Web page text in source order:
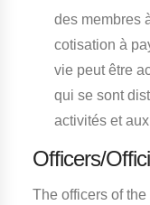
des membres
cotisation à
vie peut être
qui se sont
activités et
Officers/
The officers of